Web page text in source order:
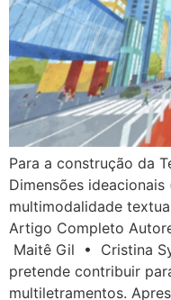
Para a construção da
Dimensões
multimodalidade
Artigo Completo
Maitê Gil • Cristina
pretende contribuir
multiletramentos.